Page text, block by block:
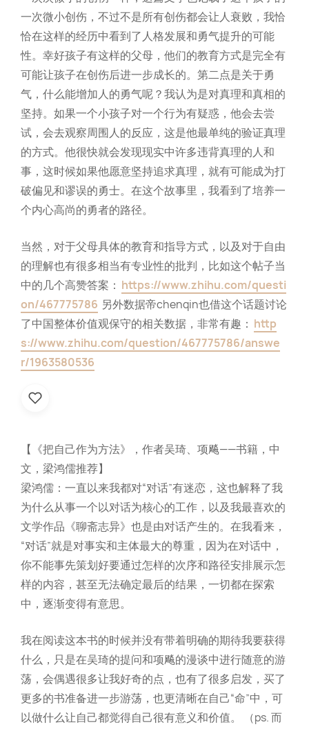
一次微小创伤，不过不是所有创伤都会让人衰败，我恰
恰在这样的经历中看到了人格发展和勇气提升的可能
性。幸好孩子有这样的父母，他们的教育方式是完全有
可能让孩子在创伤后进一步成长的。第二点是关于勇
气，什么能增加人的勇气呢？我认为是对真理和真相的
坚持。如果一个小孩子对一个行为有疑惑，他会去尝
试，会去观察周围人的反应，这是他最单纯的验证真理
的方式。他很快就会发现现实中许多违背真理的人和
事，这时候如果他愿意坚持追求真理，就有可能成为打
破偏见和谬误的勇士。在这个故事里，我看到了培养一
个内心高尚的勇者的路径。
当然，对于父母具体的教育和指导方式，以及对于自由
的理解也有很多相当有专业性的批判，比如这个帖子当
中的几个高赞答案： https://www.zhihu.com/questi
on/467775786 另外数据帝chenqin也借这个话题讨论
了中国整体价值观保守的相关数据，非常有趣： http
s://www.zhihu.com/question/467775786/answe
r/1963580536
【《把自己作为方法》，作者吴琦、项飚——书籍，中
文，梁鸿儒推荐】
梁鸿儒：一直以来我都对“对话”有迷恋，这也解释了我
为什么从事一个以对话为核心的工作，以及我最喜欢的
文学作品《聊斋志异》也是由对话产生的。在我看来，
“对话”就是对事实和主体最大的尊重，因为在对话中，
你不能事先策划好要通过怎样的次序和路径安排展示怎
样的内容，甚至无法确定最后的结果，一切都在探索
中，逐渐变得有意思。
我在阅读这本书的时候并没有带着明确的期待我要获得
什么，只是在吴琦的提问和项飚的漫谈中进行随意的游
荡，会偶遇很多让我好奇的点，也有了很多启发，买了
更多的书准备进一步游荡，也更清晰在自己“命”中，可
以做什么让自己都觉得自己很有意义和价值。 （ps. 而